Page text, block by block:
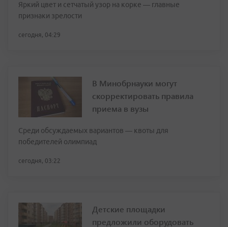
Яркий цвет и сетчатый узор на корке — главные
признаки зрелости
сегодня, 04:29
В Минобрнауки могут
скорректировать правила
приема в вузы
Среди обсуждаемых вариантов — квоты для
победителей олимпиад
сегодня, 03:22
Детские площадки
предложили оборудовать